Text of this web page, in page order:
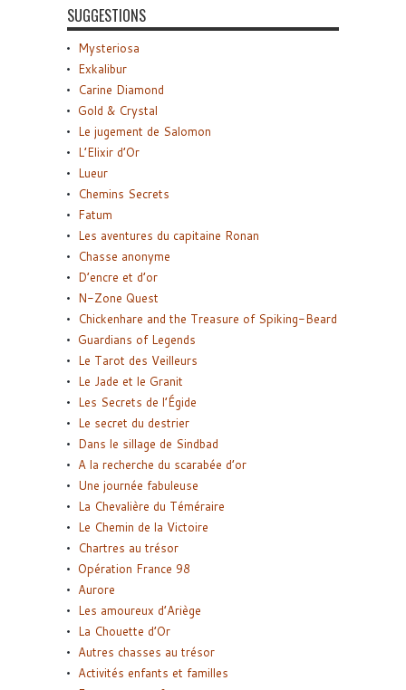
SUGGESTIONS
Mysteriosa
Exkalibur
Carine Diamond
Gold & Crystal
Le jugement de Salomon
L’Elixir d’Or
Lueur
Chemins Secrets
Fatum
Les aventures du capitaine Ronan
Chasse anonyme
D’encre et d’or
N-Zone Quest
Chickenhare and the Treasure of Spiking-Beard
Guardians of Legends
Le Tarot des Veilleurs
Le Jade et le Granit
Les Secrets de l’Égide
Le secret du destrier
Dans le sillage de Sindbad
A la recherche du scarabée d’or
Une journée fabuleuse
La Chevalière du Téméraire
Le Chemin de la Victoire
Chartres au trésor
Opération France 98
Aurore
Les amoureux d’Ariège
La Chouette d’Or
Autres chasses au trésor
Activités enfants et familles